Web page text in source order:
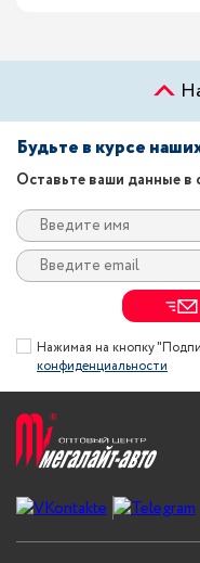
Будьте в курсе
Оставьте ваши данные в
Нажимая на кнопку
конфиденциальности